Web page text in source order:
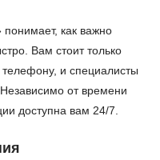
как важно
Вам стоит только
телефону, и специалисты
от времени
доступна вам 24/7.